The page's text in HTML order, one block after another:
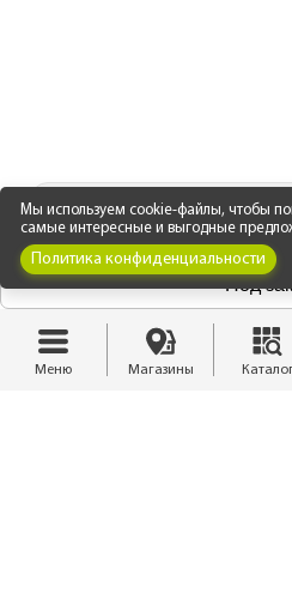
Под
СЕРТИФИКАТЫ И ДОКУМЕНТЫ
Сертификат
Сертификат пожарной
Мы используем cookie-файлы, чтобы
самые интересные и выгодные
Политика конфиденциальности
Меню Магазины